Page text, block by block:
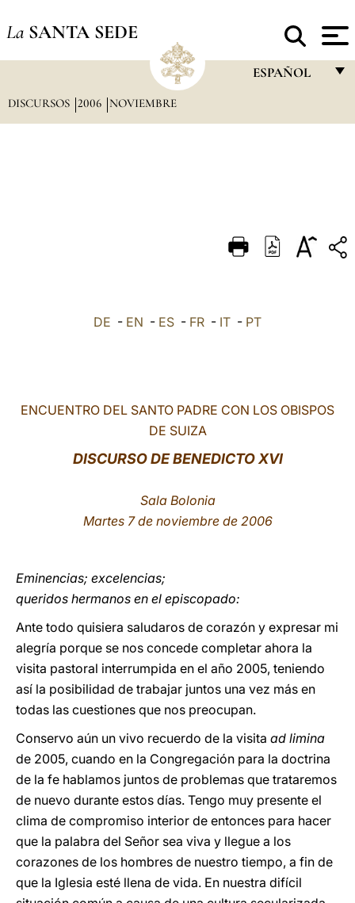
La SANTA SEDE
ESPAÑOL
DEUTSCH
العربيّة
DISCURSOS 2006 NOVIEMBRE
DE - EN - ES - FR - IT - PT
ENCUENTRO DEL SANTO PADRE CON LOS OBISPOS
DE SUIZA
DISCURSO DE BENEDICTO XVI
Sala Bolonia
Martes 7 de noviembre de 2006
Eminencias; excelencias;
queridos hermanos en el episcopado:
Ante todo quisiera saludaros de corazón y expresar mi
alegría porque se nos concede completar ahora la
visita pastoral interrumpida en el año 2005, teniendo
así la posibilidad de trabajar juntos una vez más en
todas las cuestiones que nos preocupan.
Conservo aún un vivo recuerdo de la visita ad limina
de 2005, cuando en la Congregación para la doctrina
de la fe hablamos juntos de problemas que trataremos
de nuevo durante estos días. Tengo muy presente el
clima de compromiso interior de entonces para hacer
que la palabra del Señor sea viva y llegue a los
corazones de los hombres de nuestro tiempo, a fin de
que la Iglesia esté llena de vida. En nuestra difícil